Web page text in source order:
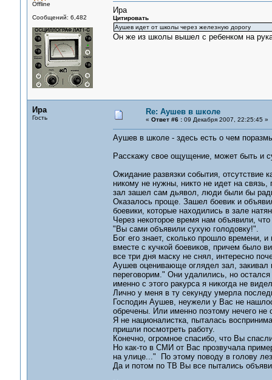
Offline
Сообщений: 6,482
Ира
Цитировать
Аушев идет от школы через железную дорогу
Он же из школы вышел с ребенком на
Ира
Гость
Re: Аушев в школе
« Ответ #6 :09 Декабря 2007, 22:25:45 »
Аушев в школе - здесь есть о чем
Расскажу свое ощущение, может быть и
Ожидание развязки события, отсутствие
никому не нужны, никто не идет на
зал зашел сам дьявол, люди были бы
Оказалось проще. Зашел боевик и
боевики, которые находились в зале
Через некоторое время нам объявили,
"Вы сами объявили сухую голодовку!".
Бог его знает, сколько прошло времени,
вместе с кучкой боевиков, причем было
все три дня маску не снял, интересно
Аушев оценивающе оглядел зал, закивал
переговорим." Они удалились, но
именно с этого ракурса я никогда не
Лично у меня в ту секунду умерла
Господин Аушев, неужели у Вас не
обречены. Или именно поэтому нечего не
Я не националистка, пыталась
пришли посмотреть работу.
Конечно, огромное спасибо, что Вы
Но как-то в СМИ от Вас прозвучала
на улице..." По этому поводу в голову
Да и потом по ТВ Вы все пытались